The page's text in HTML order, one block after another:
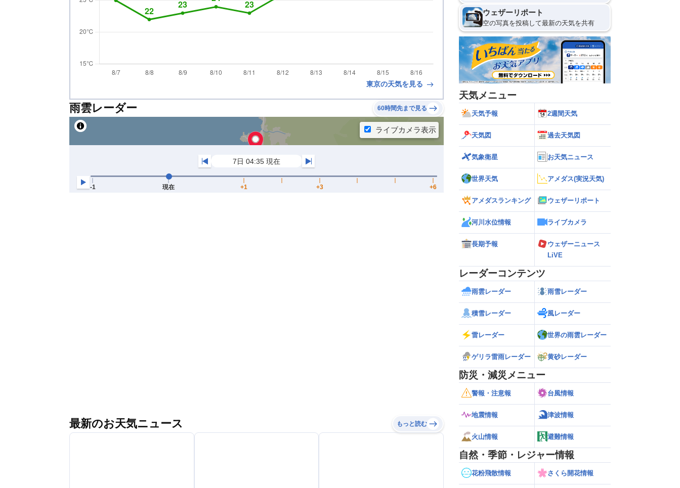
東京の天気を見る
雨雲レーダー 60時間先まで見る
最新のお天気ニュース もっと読む
ウェザーリポート
空の写真を投稿して最新の天気を共有
天気メニュー
天気予報 2週間天気
天気図 過去天気図
気象衛星 お天気ニュース
世界天気 アメダス(実況天気)
アメダスランキング ウェザーリポート
河川水位情報 ライブカメラ
長期予報
ウェザーニュース
LiVE
レーダーコンテンツ
雨雲レーダー 雨雪レーダー
積雪レーダー 風レーダー
雷レーダー 世界の雨雲レーダー
ゲリラ雷雨レーダー 黄砂レーダー
防災・減災メニュー
警報・注意報 台風情報
地震情報 津波情報
火山情報 避難情報
自然・季節・レジャー情報
花粉飛散情報 さくら開花情報